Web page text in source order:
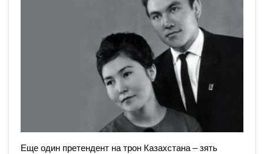
Еще один претендент на трон Казахстана – зять